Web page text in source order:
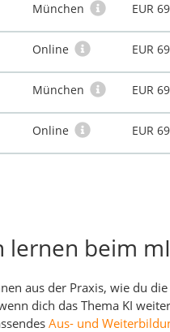
München EUR
Online EUR
München EUR
Online EUR
beim
aus der Praxis, wie du
dich das Thema KI
Aus- und